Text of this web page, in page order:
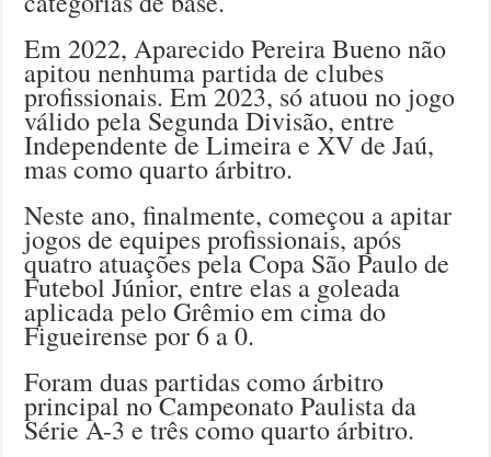
Em 2022, Aparecido Pereira Bueno não
apitou nenhuma partida de clubes
profissionais. Em 2023, só atuou no jogo
válido pela Segunda Divisão, entre
Independente de Limeira e XV de Jaú,
mas como quarto árbitro.
Neste ano, finalmente, começou a apitar
jogos de equipes profissionais, após
quatro atuações pela Copa São Paulo de
Futebol Júnior, entre elas a goleada
aplicada pelo Grêmio em cima do
Figueirense por 6 a 0.
Foram duas partidas como árbitro
principal no Campeonato Paulista da
Série A-3 e três como quarto árbitro.